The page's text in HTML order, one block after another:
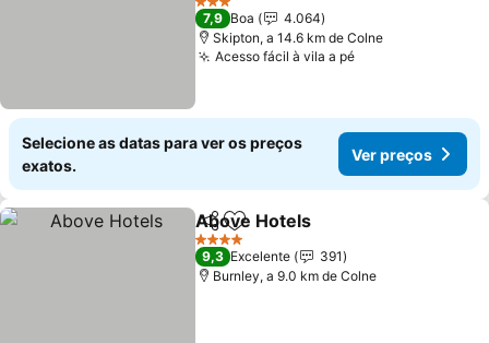
Ver preços
3 Estrelas
7,9 Boa
4.064
Skipton, a 14.6 km de Colne
Acesso fácil à vila a péVer preços
Selecione as datas para ver os preços
exatos.
Ver preços
PartilharAdicionar aos favoritos
Above Hotels
4 Estrelas
9,3 Excelente
391
Burnley, a 9.0 km de Colne